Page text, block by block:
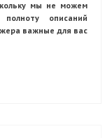
мы не можем
описаний
важные для вас